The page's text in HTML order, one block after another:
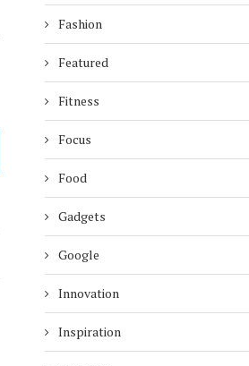
Fashion
Featured
Fitness
Focus
Food
Gadgets
Google
Innovation
Inspiration